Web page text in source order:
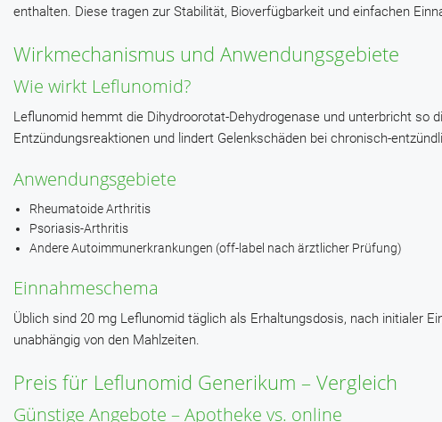
enthalten. Diese tragen zur Stabilität, Bioverfügbarkeit und einfachen
Wirkmechanismus und Anwendungsgebiete
Wie wirkt Leflunomid?
Leflunomid hemmt die Dihydroorotat-Dehydrogenase und unterbricht so
Entzündungsreaktionen und lindert Gelenkschäden bei chronisch-
Anwendungsgebiete
Rheumatoide Arthritis
Psoriasis-Arthritis
Andere Autoimmunerkrankungen (off-label nach ärztlicher Prüfung)
Einnahmeschema
Üblich sind 20 mg Leflunomid täglich als Erhaltungsdosis, nach initialer
unabhängig von den Mahlzeiten.
Preis für Leflunomid Generikum – Vergleich
Günstige Angebote – Apotheke vs. online